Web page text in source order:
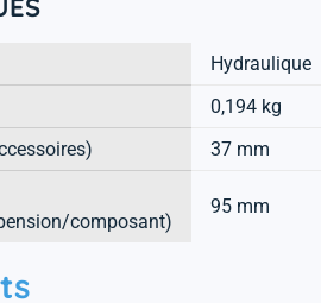
Hydraulique
0,194 kg
37 mm
composant)
95 mm